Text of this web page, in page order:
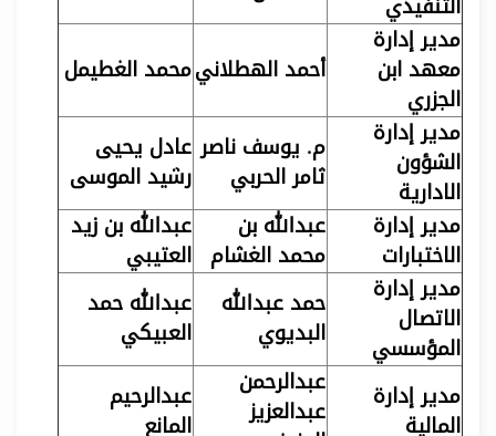
مدير إدارة
معهد ابن
الجزري
أحمد الهطلانيمحمد الغطيمل
مدير إدارة
الشؤون
الادارية
م. يوسف ناصر
ثامر الحربي
عادل يحيى
رشيد الموسى
مدير إدارة
الاختبارات
عبدالله بن
محمد الغشام
عبدالله بن زيد
العتيبي
مدير إدارة
الاتصال
المؤسسي
حمد عبدالله
البديوي
عبدالله حمد
العبيكي
مدير إدارة
المالية
عبدالرحمن
عبدالعزيز عبدالرحيم
المانع